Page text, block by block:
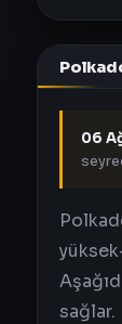
06
sağlar.